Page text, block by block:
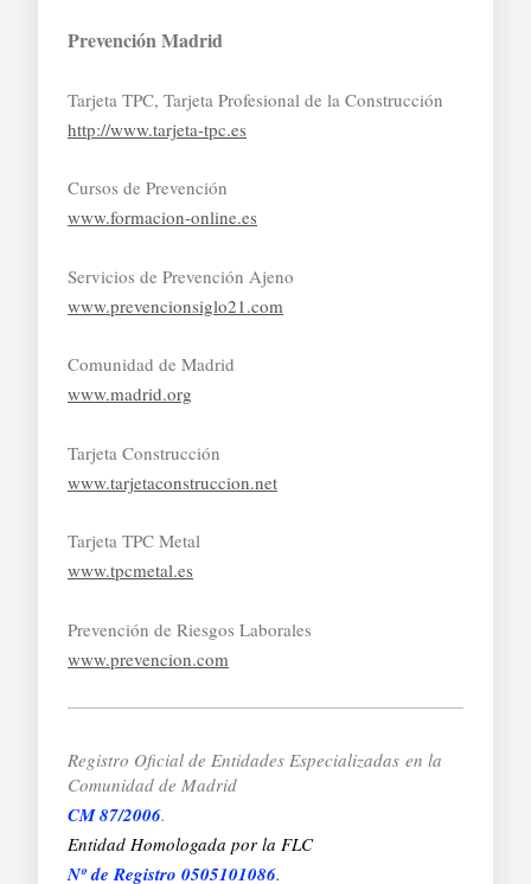
Prevención Madrid
Tarjeta TPC, Tarjeta Profesional de la Construcción
http://www.tarjeta-tpc.es
Cursos de Prevención
www.formacion-online.es
Servicios de Prevención Ajeno
www.prevencionsiglo21.com
Comunidad de Madrid
www.madrid.org
Tarjeta Construcción
www.tarjetaconstruccion.net
Tarjeta TPC Metal
www.tpcmetal.es
Prevención de Riesgos Laborales
www.prevencion.com
Registro Oficial de Entidades Especializadas en la
Comunidad de Madrid
CM 87/2006.
Entidad Homologada por la FLC
Nº de Registro 0505101086.